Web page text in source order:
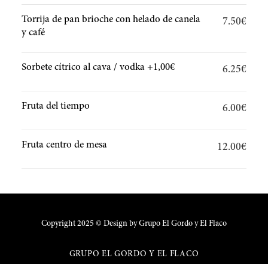
Torrija de pan brioche con helado de canela
y café
7.50€
Sorbete cítrico al cava / vodka +1,00€ 6.25€
Fruta del tiempo 6.00€
Fruta centro de mesa 12.00€
Copyright 2025 © Design by Grupo El Gordo y El Flaco
GRUPO EL GORDO Y EL FLACO